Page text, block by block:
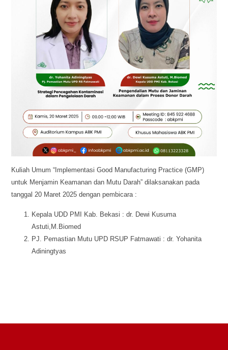
Kuliah Umum “Implementasi Good Manufacturing Practice (GMP)
untuk Menjamin Keamanan dan Mutu Darah” dilaksanakan pada
tanggal 20 Maret 2025 dengan pembicara :
Kepala UDD PMI Kab. Bekasi : dr. Dewi Kusuma
Astuti,M.Biomed
PJ. Pemastian Mutu UPD RSUP Fatmawati : dr. Yohanita
Adiningtyas